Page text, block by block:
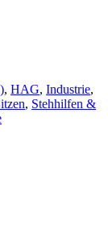
, HAG, Industrie,
, Stehhilfen &